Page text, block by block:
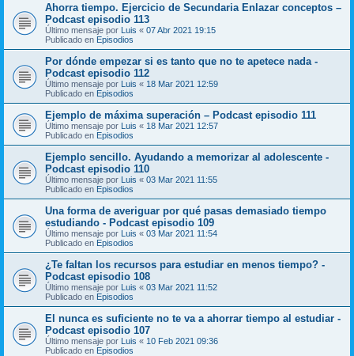
Ahorra tiempo. Ejercicio de Secundaria Enlazar conceptos –
Podcast episodio 113
Último mensaje por Luis « 07 Abr 2021 19:15
Publicado en Episodios
Por dónde empezar si es tanto que no te apetece nada -
Podcast episodio 112
Último mensaje por Luis « 18 Mar 2021 12:59
Publicado en Episodios
Ejemplo de máxima superación – Podcast episodio 111
Último mensaje por Luis « 18 Mar 2021 12:57
Publicado en Episodios
Ejemplo sencillo. Ayudando a memorizar al adolescente -
Podcast episodio 110
Último mensaje por Luis « 03 Mar 2021 11:55
Publicado en Episodios
Una forma de averiguar por qué pasas demasiado tiempo
estudiando - Podcast episodio 109
Último mensaje por Luis « 03 Mar 2021 11:54
Publicado en Episodios
¿Te faltan los recursos para estudiar en menos tiempo? -
Podcast episodio 108
Último mensaje por Luis « 03 Mar 2021 11:52
Publicado en Episodios
El nunca es suficiente no te va a ahorrar tiempo al estudiar -
Podcast episodio 107
Último mensaje por Luis « 10 Feb 2021 09:36
Publicado en Episodios